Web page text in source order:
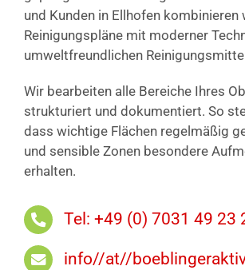
und Kunden in Ellhofen kombinieren
Reinigungspläne mit moderner
umweltfreundlichen
Wir bearbeiten alle Bereiche Ihres
strukturiert und dokumentiert. So
dass wichtige Flächen regelmäßig
und sensible Zonen besondere
erhalten.
Tel: +49 (0) 7031 49 23
info//at//